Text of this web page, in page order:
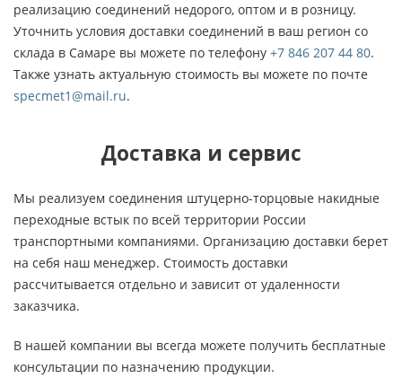
реализацию соединений недорого, оптом и в розницу.
Уточнить условия доставки соединений в ваш регион со
склада в Самаре вы можете по телефону +7 846 207 44 80.
Также узнать актуальную стоимость вы можете по почте
specmet1@mail.ru.
Доставка и сервис
Мы реализуем соединения штуцерно-торцовые накидные
переходные встык по всей территории России
транспортными компаниями. Организацию доставки берет
на себя наш менеджер. Стоимость доставки
рассчитывается отдельно и зависит от удаленности
заказчика.
В нашей компании вы всегда можете получить бесплатные
консультации по назначению продукции.